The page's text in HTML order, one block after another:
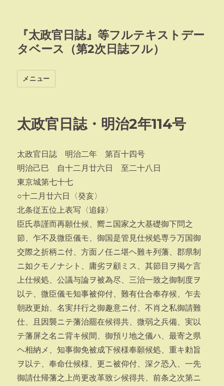
『太政官日誌』等フルテキストデー
タベース（第2次日誌フル）
メニュー
太政官日誌・明治2年114号
太政官日誌 明治二年 第百十四号
明治己巳 自十二月廿六日 至二十八日
東京城第七十七
○十二月廿六日〈癸亥〉
北条従五位上表写〈追録〉
臣氏恭謹而再願仕候、嚮ニ国家之大基礎御下問之
節、乍不及微臣儀モ、御国是管見仕候処専ラ万国御
交際之折柄ニ付、方面ノ任ニ堪ヘ難キ列藩、郡県制
ニ如クモノナシト、庸劣ヲ顧ミス、其節目ヲ掲ケ言
上仕候処、公議与論ヲ被為尽、三治一致之御制度ヲ
以テ、微臣儀モ知事被仰付、難有仕合奉存候、乍去
朝政更始、名実幷行之御趣意ニ付、不肖之私御請難
仕、且因襲ニテ藩治罷在候得共、微弱之兵備、実以
テ藩屏之名ニ背キ候間、御預リ地之儀ハ、最寄之県
ヘ相納メ、知事御免被成下候様奉願候処、重キ勅旨
ヲ以テ、奉命仕候様、更ニ被仰付、深ク恐入、一先
御請仕帰藩之上尚更改革致シ候得共、前条之次第ニ